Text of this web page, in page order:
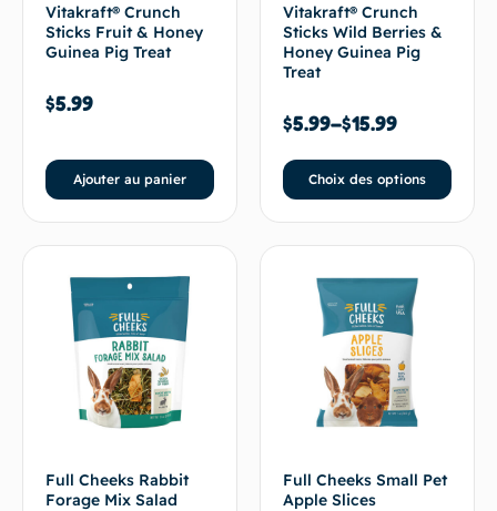
Vitakraft® Crunch
Sticks Fruit & Honey
Guinea Pig Treat
$5.99
Ajouter au panier
Vitakraft® Crunch
Sticks Wild Berries &
Honey Guinea Pig
Treat
$5.99–$15.99
Choix des options
Full Cheeks Rabbit
Forage Mix Salad
Full Cheeks Small Pet
Apple Slices